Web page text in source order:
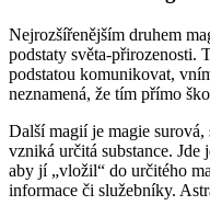
Nejrozšířenějším druhem
podstaty světa-přirozenosti.
podstatou komunikovat,
neznamená, že tím přímo
Další magií je magie
vzniká určitá substance.
aby jí „vložil“ do určitého
informace či služebníky.